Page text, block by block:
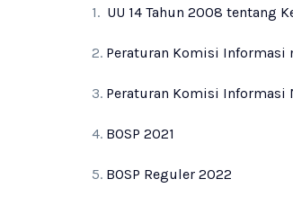
1. UU 14 Tahun 2008 tentang
2. Peraturan Komisi Informasi
3. Peraturan Komisi Informasi
4. BOSP 2021
5. BOSP Reguler 2022